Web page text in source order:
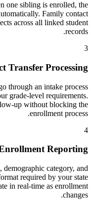
one sibling is enrolled, the
Family contact
across all linked student
records.
3
Transfer Processing
through an intake process
grade-level requirements.
up without blocking the
enrollment process.
4
Reporting
demographic category, and
required by your state
in real-time as enrollment
changes.